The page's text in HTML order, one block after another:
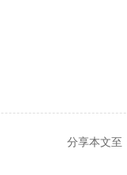
分享本文至